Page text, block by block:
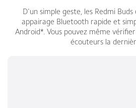
D'un simple geste, les Redmi
appairage Bluetooth rapide et
Android*. Vous pouvez même
écouteurs la